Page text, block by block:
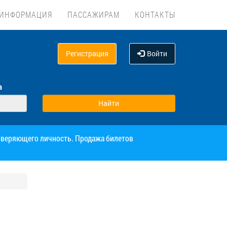
ПАССАЖИРАМ КОНТАКТЫ
Регистрация Войти
личность. Продажа билетов